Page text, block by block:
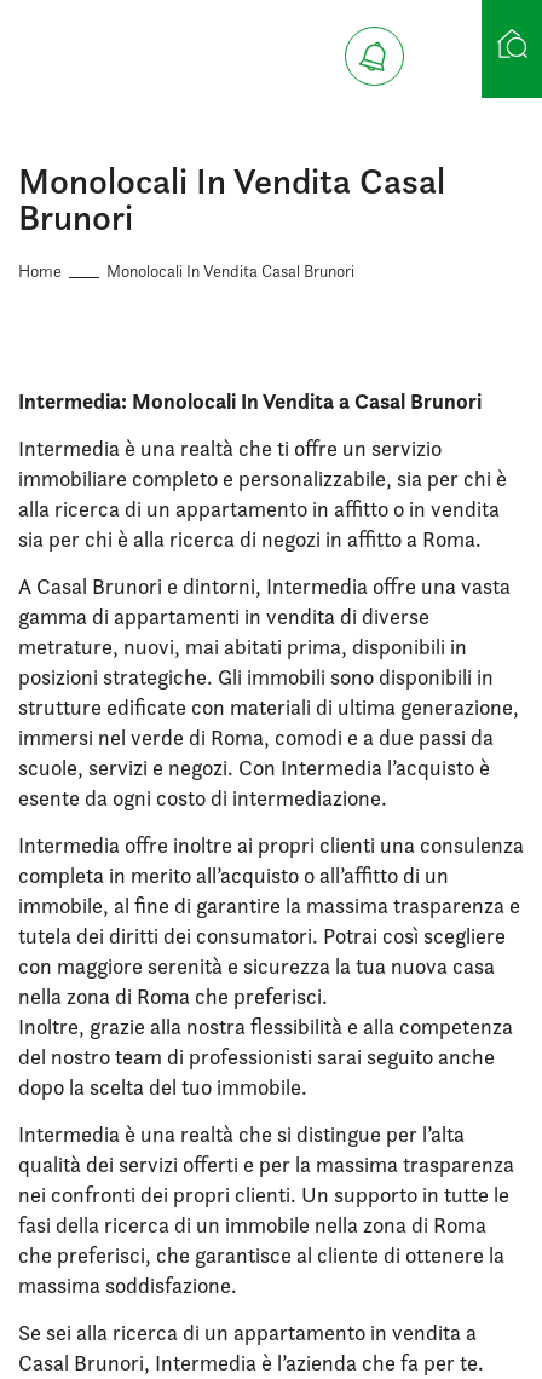
Monolocali In Vendita Casal
Brunori
Home Monolocali In Vendita Casal Brunori
Intermedia: Monolocali In Vendita a Casal Brunori
Intermedia è una realtà che ti offre un servizio
immobiliare completo e personalizzabile, sia per chi è
alla ricerca di un appartamento in affitto o in vendita
sia per chi è alla ricerca di negozi in affitto a Roma.
A Casal Brunori e dintorni, Intermedia offre una vasta
gamma di appartamenti in vendita di diverse
metrature, nuovi, mai abitati prima, disponibili in
posizioni strategiche. Gli immobili sono disponibili in
strutture edificate con materiali di ultima generazione,
immersi nel verde di Roma, comodi e a due passi da
scuole, servizi e negozi. Con Intermedia l’acquisto è
esente da ogni costo di intermediazione.
Intermedia offre inoltre ai propri clienti una consulenza
completa in merito all’acquisto o all’affitto di un
immobile, al fine di garantire la massima trasparenza e
tutela dei diritti dei consumatori. Potrai così scegliere
con maggiore serenità e sicurezza la tua nuova casa
nella zona di Roma che preferisci.
Inoltre, grazie alla nostra flessibilità e alla competenza
del nostro team di professionisti sarai seguito anche
dopo la scelta del tuo immobile.
Intermedia è una realtà che si distingue per l’alta
qualità dei servizi offerti e per la massima trasparenza
nei confronti dei propri clienti. Un supporto in tutte le
fasi della ricerca di un immobile nella zona di Roma
che preferisci, che garantisce al cliente di ottenere la
massima soddisfazione.
Se sei alla ricerca di un appartamento in vendita a
Casal Brunori, Intermedia è l’azienda che fa per te.